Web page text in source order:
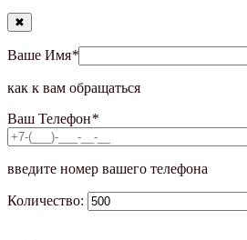
✖
Ваше Имя*
как к вам обращаться
Ваш Телефон*
введите номер вашего телефона
Количество: